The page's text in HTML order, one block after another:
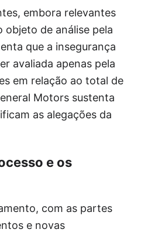
embora relevantes
objeto de análise pela
que a insegurança
avaliada apenas pela
em relação ao total de
Motors sustenta
as alegações da
e os
com as partes
e novas